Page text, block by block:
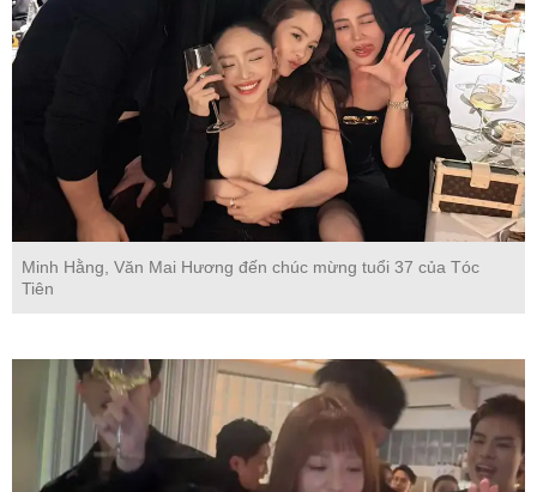
Minh Hằng, Văn Mai Hương đến chúc mừng tuổi 37 của Tóc
Tiên